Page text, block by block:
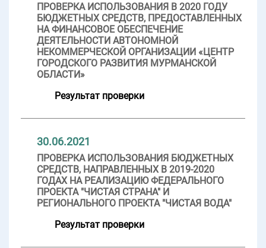
ПРОВЕРКА ИСПОЛЬЗОВАНИЯ В 2020 ГОДУ
БЮДЖЕТНЫХ СРЕДСТВ, ПРЕДОСТАВЛЕННЫХ
НА ФИНАНСОВОЕ ОБЕСПЕЧЕНИЕ
ДЕЯТЕЛЬНОСТИ АВТОНОМНОЙ
НЕКОММЕРЧЕСКОЙ ОРГАНИЗАЦИИ «ЦЕНТР
ГОРОДСКОГО РАЗВИТИЯ МУРМАНСКОЙ
ОБЛАСТИ»
Результат проверки
30.06.2021
ПРОВЕРКА ИСПОЛЬЗОВАНИЯ БЮДЖЕТНЫХ
СРЕДСТВ, НАПРАВЛЕННЫХ В 2019-2020
ГОДАХ НА РЕАЛИЗАЦИЮ ФЕДЕРАЛЬНОГО
ПРОЕКТА "ЧИСТАЯ СТРАНА" И
РЕГИОНАЛЬНОГО ПРОЕКТА "ЧИСТАЯ ВОДА"
Результат проверки